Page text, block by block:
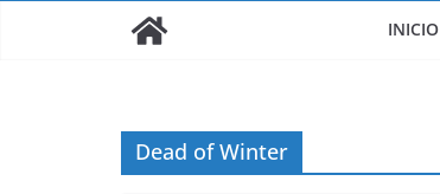
INICIO
Dead of Winter